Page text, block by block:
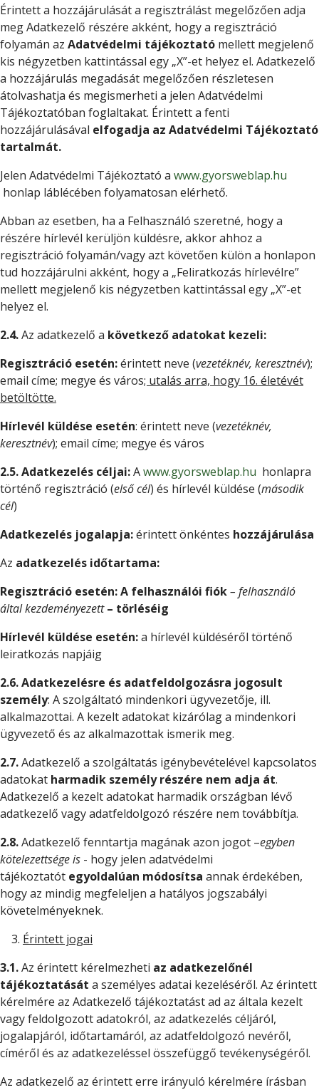
Érintett a hozzájárulását a regisztrálást megelőzően adja
meg Adatkezelő részére akként, hogy a regisztráció
folyamán az Adatvédelmi tájékoztató mellett megjelenő
kis négyzetben kattintással egy „X”-et helyez el. Adatkezelő
a hozzájárulás megadását megelőzően részletesen
átolvashatja és megismerheti a jelen Adatvédelmi
Tájékoztatóban foglaltakat. Érintett a fenti
hozzájárulásával elfogadja az Adatvédelmi Tájékoztató
tartalmát.
Jelen Adatvédelmi Tájékoztató a www.gyorsweblap.hu
honlap láblécében folyamatosan elérhető.
Abban az esetben, ha a Felhasználó szeretné, hogy a
részére hírlevél kerüljön küldésre, akkor ahhoz a
regisztráció folyamán/vagy azt követően külön a honlapon
tud hozzájárulni akként, hogy a „Feliratkozás hírlevélre”
mellett megjelenő kis négyzetben kattintással egy „X”-et
helyez el.
2.4.Az adatkezelő a következő adatokat kezeli:
Regisztráció esetén:érintett neve (vezetéknév, keresztnév);
email címe; megye és város; utalás arra, hogy 16. életévét
betöltötte.
Hírlevél küldése esetén: érintett neve (vezetéknév,
keresztnév); email címe; megye és város
2.5.Adatkezelés céljai:Awww.gyorsweblap.hu honlapra
történő regisztráció (első cél) és hírlevél küldése (második
cél)
Adatkezelés jogalapja:érintett önkéntes hozzájárulása
Az adatkezelés időtartama:
Regisztráció esetén:A felhasználói fiók– felhasználó
által kezdeményezett– törléséig
Hírlevél küldése esetén:a hírlevél küldéséről történő
leiratkozás napjáig
2.6.Adatkezelésre és adatfeldolgozásra jogosult
személy: A szolgáltató mindenkori ügyvezetője, ill.
alkalmazottai. A kezelt adatokat kizárólag a mindenkori
ügyvezető és az alkalmazottak ismerik meg.
2.7.Adatkezelő a szolgáltatás igénybevételével kapcsolatos
adatokat harmadik személy részére nem adja át.
Adatkezelő a kezelt adatokat harmadik országban lévő
adatkezelő vagy adatfeldolgozó részére nem továbbítja.
2.8.Adatkezelő fenntartja magának azon jogot –egyben
kötelezettsége is - hogy jelen adatvédelmi
tájékoztatót egyoldalúan módosítsa annak érdekében,
hogy az mindig megfeleljen a hatályos jogszabályi
követelményeknek.
Érintett jogai
3.1.Az érintett kérelmezheti az adatkezelőnél
tájékoztatását a személyes adatai kezeléséről. Az érintett
kérelmére az Adatkezelő tájékoztatást ad az általa kezelt
vagy feldolgozott adatokról, az adatkezelés céljáról,
jogalapjáról, időtartamáról, az adatfeldolgozó nevéről,
címéről és az adatkezeléssel összefüggő tevékenységéről.
Az adatkezelő az érintett erre irányuló kérelmére írásban